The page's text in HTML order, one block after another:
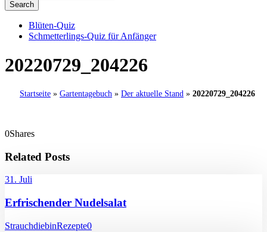
Blüten-Quiz
Schmetterlings-Quiz für Anfänger
20220729_204226
Startseite » Gartentagebuch » Der aktuelle Stand » 20220729_204226
0Shares
Related Posts
31. Juli
Erfrischender Nudelsalat
StrauchdiebinRezepte0